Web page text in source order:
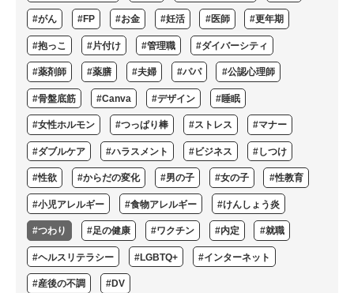
#がん #FP #お金 #妊活 #医師 #更年期
#抱っこ #片付け #管理職 #ダイバーシティ
#薬剤師 #薬膳 #夫婦 #パパ #公認心理師
#骨盤底筋 #Canva #デザイン #睡眠
#女性ホルモン #つっぱり棒 #ストレス #マナー
#ダブルケア #ハラスメント #ビジネス #しつけ
#性欲 #からだの変化 #男の子 #女の子 #性教育
#小児アレルギー #食物アレルギー #けんしょう炎
#つわり #足の健康 #ワクチン #内定 #就職
#ヘルスリテラシー #LGBTQ+ #インターネット
#産後の不調 #DV